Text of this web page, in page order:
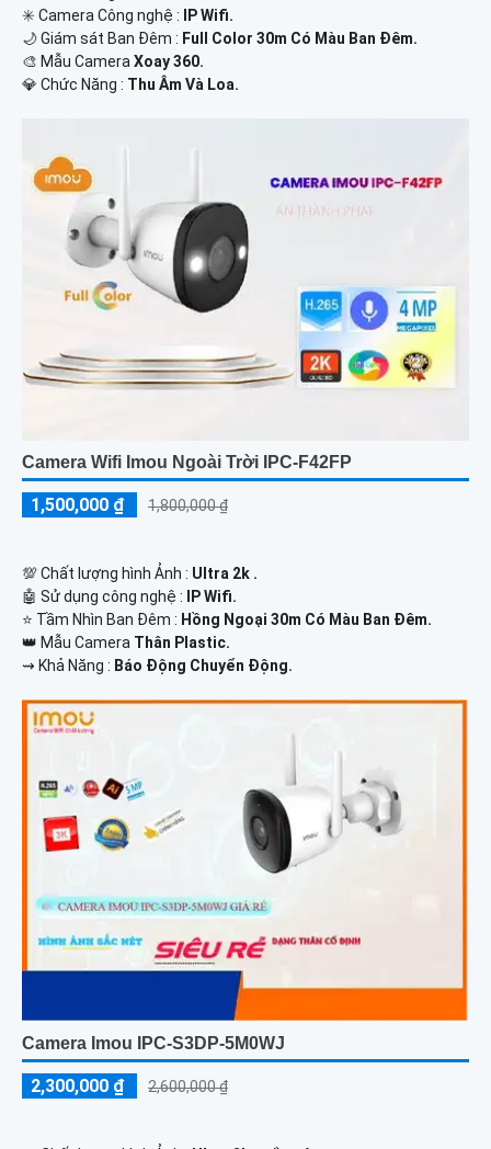
✳️ Camera Công nghệ :
IP Wifi.
🌙 Giám sát Ban Đêm : Full Color 30m Có Màu Ban Ðêm.
🎨 Mẫu CameraXoay 360.
️💎 Chức Năng : Thu Âm Và Loa.
Camera Wifi Imou Ngoài Trời IPC-F42FP
1,500,000 ₫ 1,800,000 ₫
💯 Chất lượng hình Ảnh : Ultra 2k .
🤖️ Sử dụng công nghệ :
IP Wifi.
⭐ Tầm Nhìn Ban Đêm : Hồng Ngoại 30m Có Màu Ban Đêm.
👑 Mẫu Camera Thân Plastic.
️⇝ Khả Năng : Báo Động Chuyển Động.
Camera Imou IPC-S3DP-5M0WJ
2,300,000 ₫ 2,600,000 ₫